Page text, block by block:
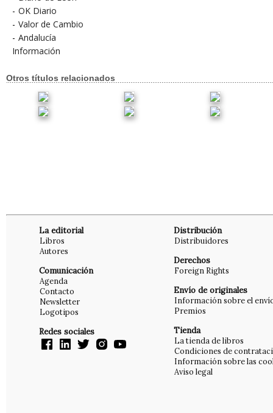
- OK Diario
- Valor de Cambio
- Andalucía
Información
Otros títulos relacionados
La editorial
Libros
Autores
Comunicación
Agenda
Contacto
Newsletter
Logotipos
Redes sociales
Distribución
Distribuidores
Derechos
Foreign Rights
Envío de originales
Información sobre el
Premios
Tienda
La tienda de libros
Condiciones de
Información sobre las
Aviso legal